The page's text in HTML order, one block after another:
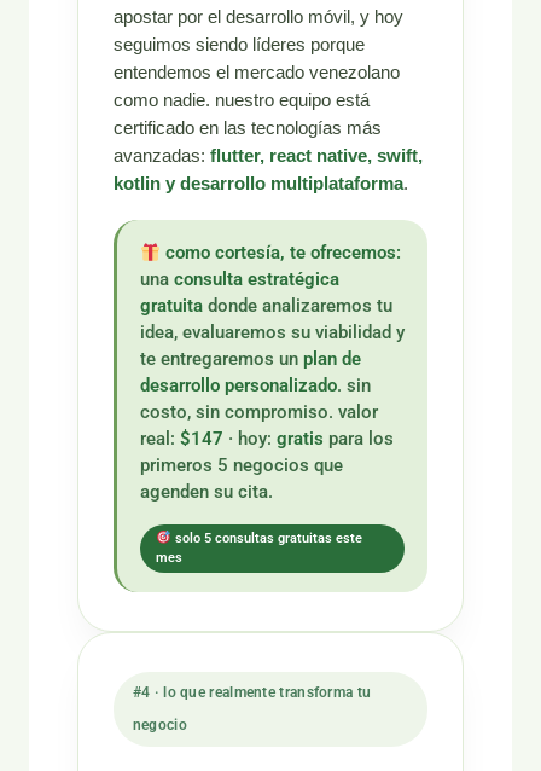
apostar por el desarrollo móvil, y hoy
seguimos siendo líderes porque
entendemos el mercado venezolano
como nadie. nuestro equipo está
certificado en las tecnologías más
avanzadas: flutter, react native, swift,
kotlin y desarrollo multiplataforma.
como cortesía, te ofrecemos:
una consulta estratégica
gratuitadonde analizaremos tu
idea, evaluaremos su viabilidad y
te entregaremos un plan de
desarrollo personalizado. sin
costo, sin compromiso. valor
real: $147 · hoy: gratis para los
primeros 5 negocios que
agenden su cita.
solo 5 consultas gratuitas este
mes
#4 · lo que realmente transforma tu
negocio